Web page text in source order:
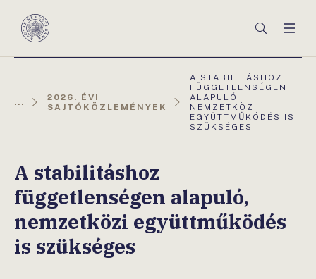
Magyar
Keresés
...
2026. ÉVI
SAJTÓKÖZLEMÉNYEK
AKTUÁLIS
OLDAL:
A STABILITÁSHOZ
FÜGGETLENSÉGEN
ALAPULÓ,
NEMZETKÖZI
EGYÜTTMŰKÖDÉS IS
SZÜKSÉGES
A stabilitáshoz
függetlenségen alapuló,
nemzetközi együttműködés
is szükséges